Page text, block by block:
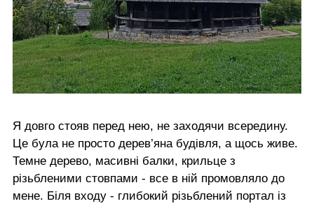
Я довго стояв перед нею, не заходячи всередину.
Це була не просто дерев’яна будівля, а щось живе.
Темне дерево, масивні балки, крильце з
різьбленими стовпами - все в ній промовляло до
мене. Біля входу - глибокий різьблений портал із